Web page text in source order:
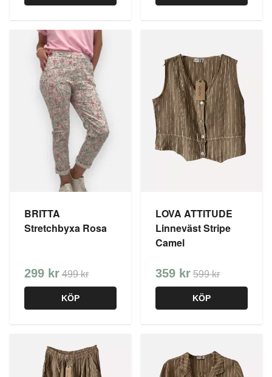
BRITTA
Stretchbyxa Rosa
299 kr 499 kr
KÖP
LOVA ATTITUDE
Linneväst Stripe
Camel
359 kr 599 kr
KÖP